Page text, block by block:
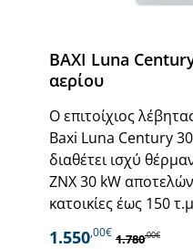
BAXI Luna
αερίου
Ο επιτοίχιος
Baxi Luna Century
διαθέτει ισχύ
ΖΝΧ 30 kW
κατοικίες έως 150
1.550,00€ 1.780,00€